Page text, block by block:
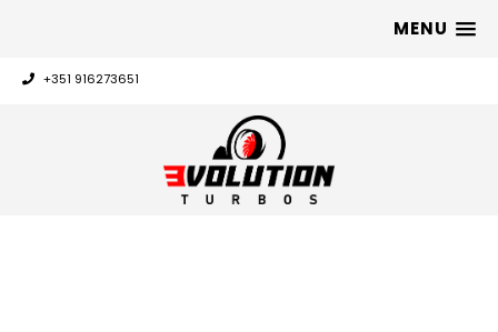
MENU
+351 916273651